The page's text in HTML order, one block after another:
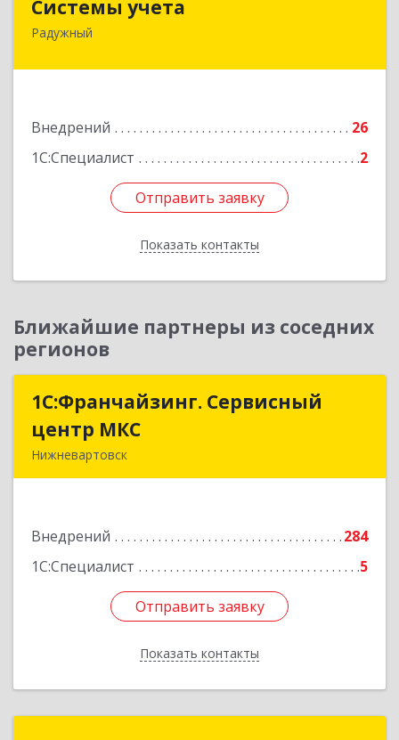
Системы учета
Радужный
Внедрений
26
1С:Специалист
2
Отправить заявку
Показать контакты
628462, Ханты-Мансийский Автономный округ
Отправить заявку
Назад
Ближайшие партнеры из соседних
регионов
1С:Франчайзинг. Сервисный
центр МКС
Нижневартовск
Внедрений
284
1С:Специалист
5
Отправить заявку
Показать контакты
1С:Франчайзинг. Сервисный
Подробнее
Отправить заявку
Назад